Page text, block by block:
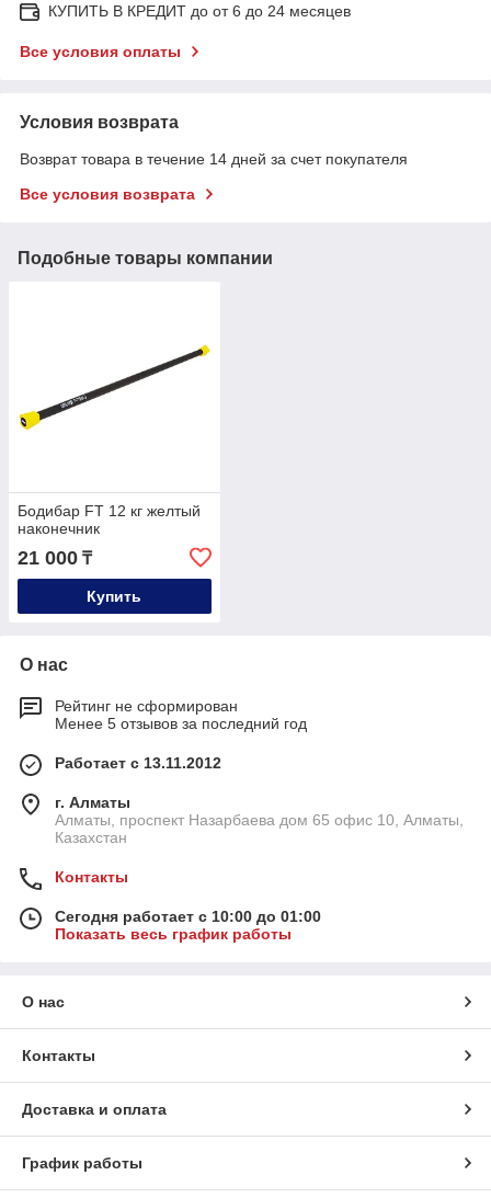
КУПИТЬ В КРЕДИТ до от 6 до 24 месяцев
Все условия оплаты
Условия возврата
Возврат товара в течение 14 дней за счет покупателя
Все условия возврата
Подобные товары компании
Бодибар FT 12 кг желтый
наконечник
21 000 ₸
Купить
О нас
Рейтинг не сформирован
Менее 5 отзывов за последний год
Работает с 13.11.2012
г. Алматы
Алматы, проспект Назарбаева дом 65 офис 10, Алматы,
Казахстан
Контакты
Сегодня работает с 10:00 до 01:00
Показать весь график работы
О нас
Контакты
Доставка и оплата
График работы